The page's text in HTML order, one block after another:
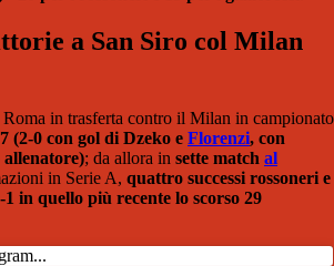
a San Siro col Milan
in trasferta contro il Milan in campionato
(2-0 con gol di Dzeko e Florenzi, con
allenatore); da allora in sette match al
in Serie A, quattro successi rossoneri e
in quello più recente lo scorso 29